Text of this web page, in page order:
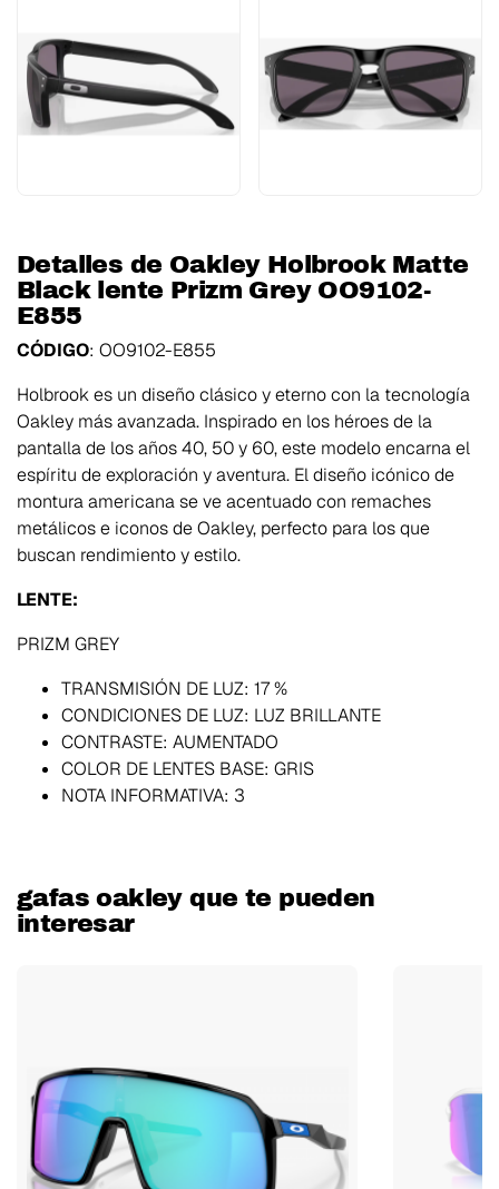
Detalles de Oakley Holbrook Matte
Black lente Prizm Grey OO9102-
E855
CÓDIGO: OO9102-E855
Holbrook es un diseño clásico y eterno con la tecnología
Oakley más avanzada. Inspirado en los héroes de la
pantalla de los años 40, 50 y 60, este modelo encarna el
espíritu de exploración y aventura. El diseño icónico de
montura americana se ve acentuado con remaches
metálicos e iconos de Oakley, perfecto para los que
buscan rendimiento y estilo.
LENTE:
PRIZM GREY
TRANSMISIÓN DE LUZ: 17 %
CONDICIONES DE LUZ: LUZ BRILLANTE
CONTRASTE: AUMENTADO
COLOR DE LENTES BASE: GRIS
NOTA INFORMATIVA: 3
gafas oakley que te pueden
interesar